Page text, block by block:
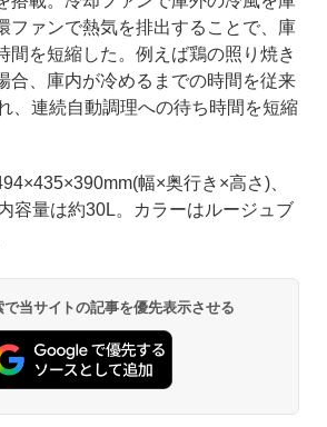
ファンで熱気を排出することで、庫
間を短縮した。例えば鶏の照り焼き
合、庫内が冷めるまでの時間を従来
、連続自動調理への待ち時間を短縮
幅×奥行き×高さ)、
容量は約30L。カラーはルージュブ
当サイトの記事を優先表示させる